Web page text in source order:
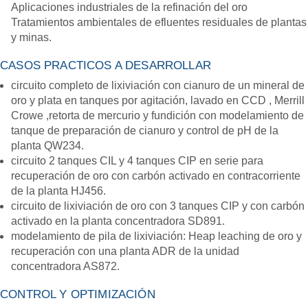
Aplicaciones industriales de la refinación del oro
Tratamientos ambientales de efluentes residuales de plantas
y minas.
CASOS PRACTICOS A DESARROLLAR
circuito completo de lixiviación con cianuro de un mineral de
oro y plata en tanques por agitación, lavado en CCD , Merrill
Crowe ,retorta de mercurio y fundición con modelamiento de
tanque de preparación de cianuro y control de pH de la
planta QW234.
circuito 2 tanques CIL y 4 tanques CIP en serie para
recuperación de oro con carbón activado en contracorriente
de la planta HJ456.
circuito de lixiviación de oro con 3 tanques CIP y con carbón
activado en la planta concentradora SD891.
modelamiento de pila de lixiviación: Heap leaching de oro y
recuperación con una planta ADR de la unidad
concentradora AS872.
CONTROL Y OPTIMIZACIÓN